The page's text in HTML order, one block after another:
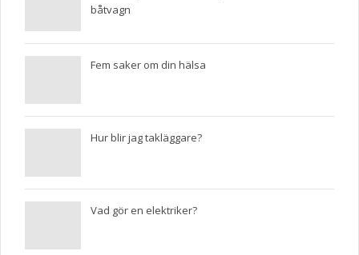
båtvagn
Fem saker om din hälsa
Hur blir jag takläggare?
Vad gör en elektriker?